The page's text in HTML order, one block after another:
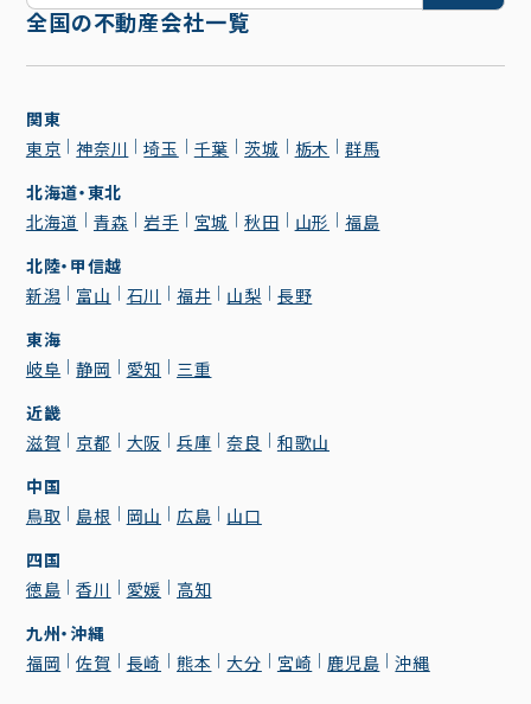
全国の不動産会社一覧
関東
東京
神奈川 埼玉 千葉 茨城 栃木
群馬
北海道・東北
北海道
青森 岩手 宮城 秋田 山形
福島
北陸・甲信越
新潟
富山 石川 福井 山梨
長野
東海
岐阜
静岡 愛知
三重
近畿
滋賀
京都 大阪 兵庫 奈良
和歌山
中国
鳥取
島根 岡山 広島
山口
四国
徳島
香川 愛媛
高知
九州・沖縄
福岡
佐賀 長崎 熊本 大分 宮崎 鹿児島 沖縄